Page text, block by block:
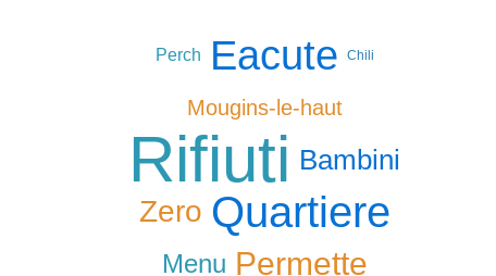
Perch Eacute Chili
Mougins-le-haut
Rifiuti Bambini
Zero Quartiere
Menu Permette